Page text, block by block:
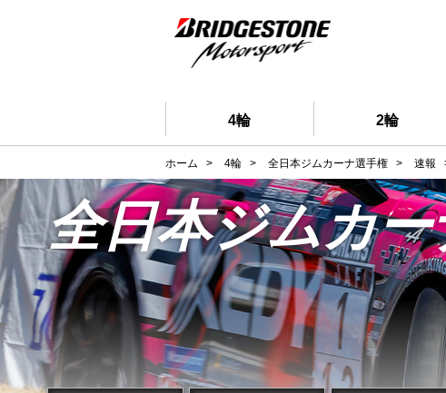
4輪 2輪
ホーム > 4輪 > 全日本ジムカーナ選手権 > 速報
全日本ジムカ